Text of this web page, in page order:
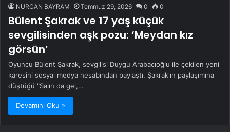
NURCAN BAYRAM Temmuz 29, 2026 0 0
Bülent Şakrak ve 17 yaş küçük
sevgilisinden aşk pozu: ‘Meydan kız
görsün’
Oyuncu Bülent Şakrak, sevgilisi Duygu Arabacıoğlu ile çekilen yeni
karesini sosyal medya hesabından paylaştı. Şakrak'ın paylaşımına
düştüğü "Salın da gel,…
Devamını Oku »